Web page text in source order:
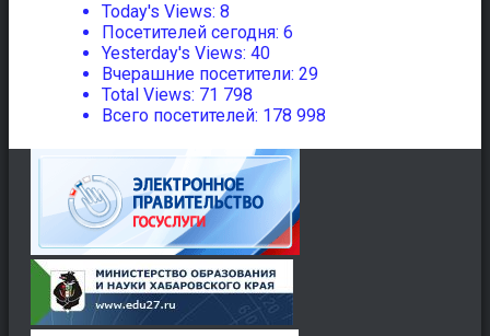
Today's Views: 8
Посетителей сегодня: 6
Yesterday's Views: 40
Вчерашние посетители: 29
Total Views: 71 798
Всего посетителей: 178 998